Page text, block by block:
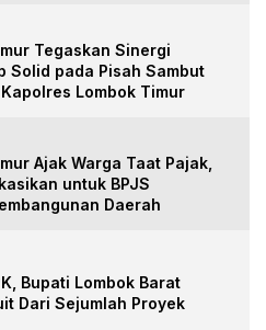
Tegaskan Sinergi
Solid pada Pisah Sambut
Lombok Timur
Ajak Warga Taat Pajak,
untuk BPJS
Daerah
Bupati Lombok Barat
Dari Sejumlah Proyek